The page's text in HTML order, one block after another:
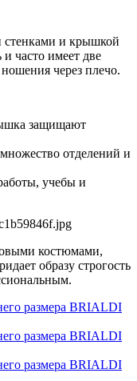
стенками и крышкой
часто имеет две
через плечо.
защищают
отделений и
учебы и
костюмами,
образу строгость